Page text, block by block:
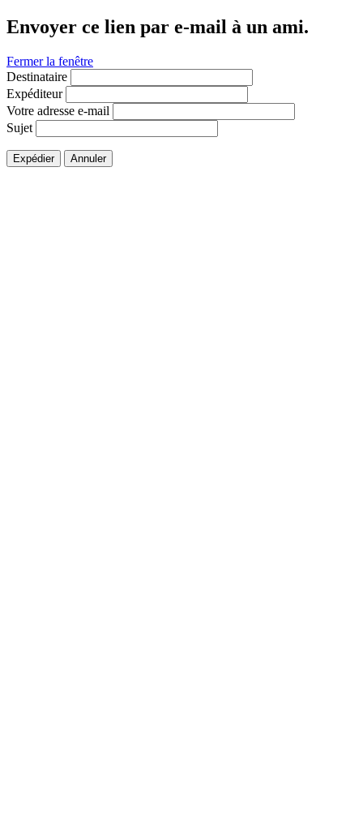
Envoyer ce lien par e-mail à un ami.
Fermer la fenêtre
Destinataire
Expéditeur
Votre adresse e-mail
Sujet
Expédier Annuler